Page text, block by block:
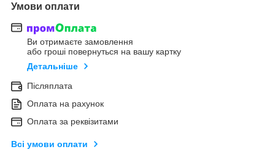
Умови оплати
Ви отримаєте замовлення
або гроші повернуться на вашу картку
Детальніше
Післяплата
Оплата на рахунок
Оплата за реквізитами
Всі умови оплати